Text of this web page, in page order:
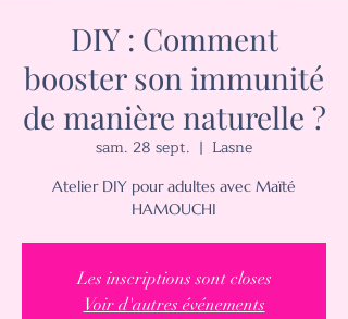
DIY : Comment
booster son immunité
de manière naturelle ?
sam. 28 sept.
  |
Lasne
Atelier DIY pour adultes avec Maïté
HAMOUCHI
Les inscriptions sont closes
Voir d'autres événements